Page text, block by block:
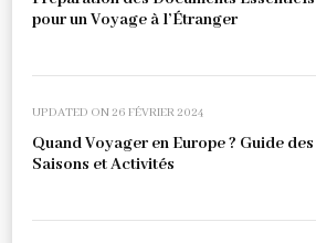
pour un Voyage à l’Étranger
UPDATED ON26 FÉVRIER 2024
Quand Voyager en Europe ? Guide des
Saisons et Activités